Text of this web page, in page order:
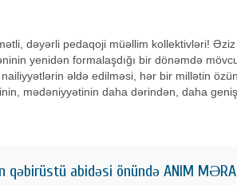
dəyərli pedaqoji müəllim kollektivləri!
yenidən formalaşdığı bir dönəmdə
əldə edilməsi, hər bir millətin
mədəniyyətinin daha dərindən, daha geniş
qəbirüstü abidəsi önündə ANIM